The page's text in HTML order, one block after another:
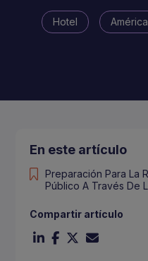
Hotel
En este artículo
Preparación Para La
Público A Través De
Compartir artículo